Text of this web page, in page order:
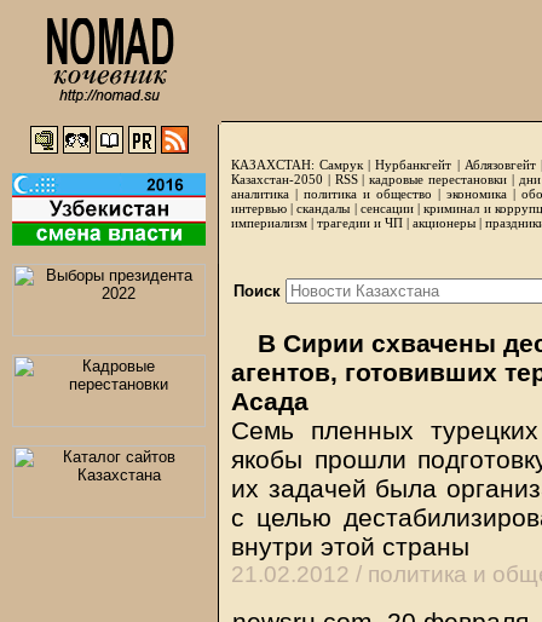
КАЗАХСТАН: Самрук |Нурбанкгейт | Аблязовгейт
Казахстан-2050 | RSS|кадровые перестановки|
аналитика | политика и общество | экономика |
интервью |скандалы | сенсации|криминал и
империализм | трагедии и ЧП | акционеры |
Поиск
В Сирии схвачены
агентов, готовивших
Асада
Семь пленных
якобы прошли
их задачей была
с целью
внутри этой страны
21.02.2012 / политика и